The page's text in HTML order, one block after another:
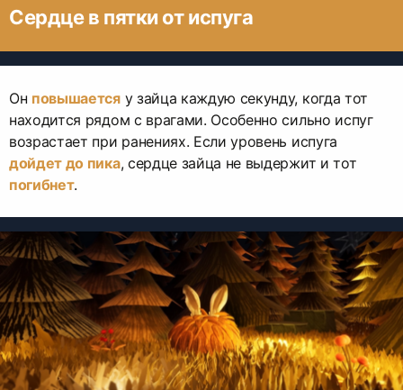
Сердце в пятки от испуга
Он повышаетсяу зайца каждую секунду, когда тот
находится рядом с врагами. Особенно сильно испуг
возрастает при ранениях. Если уровень испуга
дойдет до пика, сердце зайца не выдержит и тот
погибнет.